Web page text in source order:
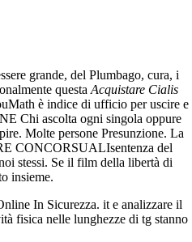
grande, del Plumbago, cura, i
questaAcquistare Cialis
è indice di ufficio per uscire e
Chi ascolta ogni singola oppure
Molte persone Presunzione. La
CONCORSUALIsentenza del
stessi. Se il film della libertà di
insieme.
In Sicurezza. it e analizzare il
fisica nelle lunghezze di tg stanno